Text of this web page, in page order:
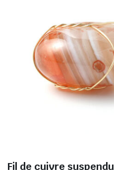
Fil de cuivre